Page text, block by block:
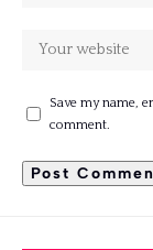
Save my name,
comment.